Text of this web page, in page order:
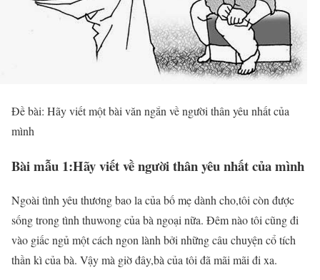
Đề bài: Hãy viết một bài văn ngắn về người thân yêu nhất của
mình
Bài mẫu 1:Hãy viết về người thân yêu nhất của mình
Ngoài tình yêu thương bao la của bố mẹ dành cho,tôi còn được
sống trong tình thuwong của bà ngoại nữa. Đêm nào tôi cũng đi
vào giấc ngủ một cách ngon lành bởi những câu chuyện cổ tích
thần kì của bà. Vậy mà giờ đây,bà của tôi đã mãi mãi đi xa.